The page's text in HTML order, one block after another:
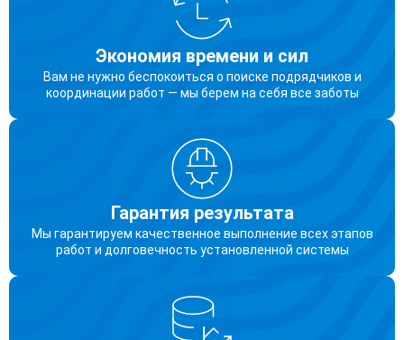
Экономия времени и сил
Вам не нужно беспокоиться о поиске подрядчиков и
координации работ — мы берем на себя все заботы
Гарантия результата
Мы гарантируем качественное выполнение всех этапов
работ и долговечность установленной системы